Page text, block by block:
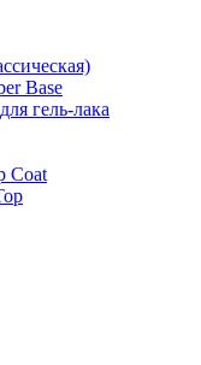
Base
гель-лака
Coat